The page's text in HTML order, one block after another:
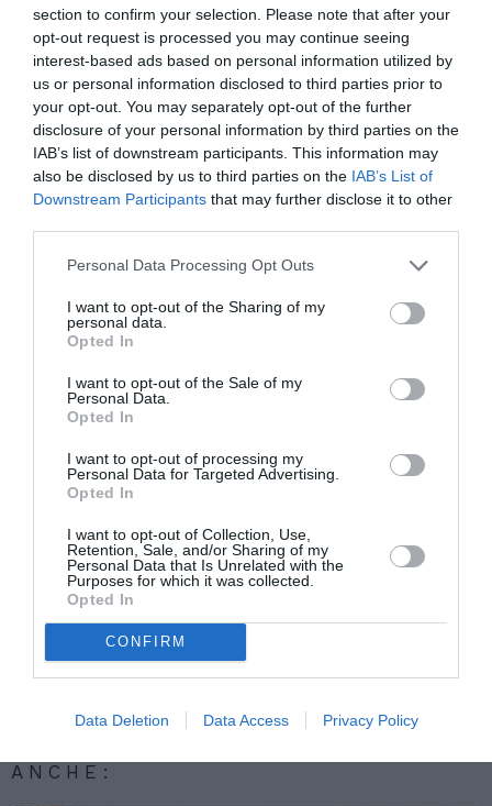
section to confirm your selection. Please note that after your
opt-out request is processed you may continue seeing
interest-based ads based on personal information utilized by
us or personal information disclosed to third parties prior to
your opt-out. You may separately opt-out of the further
disclosure of your personal information by third parties on the
IAB’s list of downstream participants. This information may
also be disclosed by us to third parties on the IAB’s List of
Downstream Participants that may further disclose it to other
Personal Data Processing Opt Outs
I want to opt-out of the Sharing of my
personal data.
Opted In
I want to opt-out of the Sale of my
Personal Data.
Opted In
I want to opt-out of processing my
Personal Data for Targeted Advertising.
Opted In
I want to opt-out of Collection, Use,
Retention, Sale, and/or Sharing of my
Personal Data that Is Unrelated with the
Purposes for which it was collected.
Opted In
CONFIRM
Data Deletion Data Access Privacy Policy
hanno diritto a chiedere l'asilo per ragioni
umanitarie. Quindi dovrebbe essere l'Europa a
decidere che chi viene dal Corno d'Africa o dalla
Siria, per fare solo due esempi, ha diritto all'asilo
nei paesi dell'Unione. Ma l'Europa su questo e'
latitante''.
nel Mediterraneo? ''Si' sono favorevole – risponde
Fini – con la garanzia del diritto di asilo''. Quindi
e' d'accordo con il ministro Kyenge? ''Si' – dice –
perche' ormai tanti sono coscienti che sono
persone che non vengono qui con la speranza di
Articolo precedente
Fini: “Attuale legge sull’immigrazione va
cambiata”
Articolo seguente
Sondaggio: italiani favorevoli allo Ius Soli
ANCHE: